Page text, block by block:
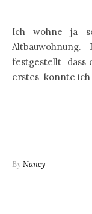
Ich wohne ja seit ca 2 Jahren in einer kleinen
festgestellt dass
erstes konnte
By Nancy